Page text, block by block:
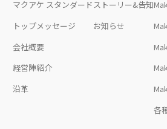
マクアケ スタンダード
トップメッセージ
会社概要
経営陣紹介
沿革
ストーリー&告知
お知らせ
各